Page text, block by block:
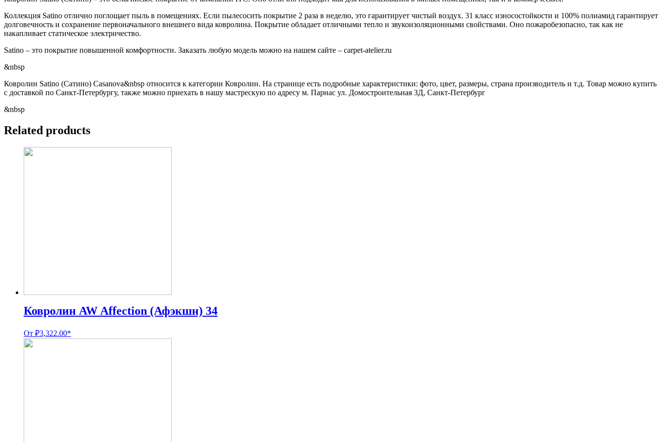
Коллекция Satino отлично поглощает пыль в помещениях. Если пылесосить покрытие 2 раза в неделю, это гарантирует чистый воздух. 31 класс износостойкости и 100% полиамид гарантирует
долговечность и сохранение первоначального внешнего вида ковролина. Покрытие обладает отличными тепло и звукоизоляционными свойствами. Оно пожаробезопасно, так как не
накапливает статическое электричество.
Satino – это покрытие повышенной комфортности. Заказать любую модель можно на нашем сайте – carpet-atelier.ru
&nbsp
Ковролин Satino (Сатино) Casanova&nbsp относится к категории Ковролин. На странице есть подробные характеристики: фото, цвет, размеры, страна производитель и т.д. Товар можно купить
с доставкой по Санкт-Петербургу, также можно приехать в нашу мастрескую по адресу м. Парнас ул. Домостроительная 3Д, Санкт-Петербург
&nbsp
Related products
Ковролин AW Affection (Афэкшн) 34
От ₽3,322.00*